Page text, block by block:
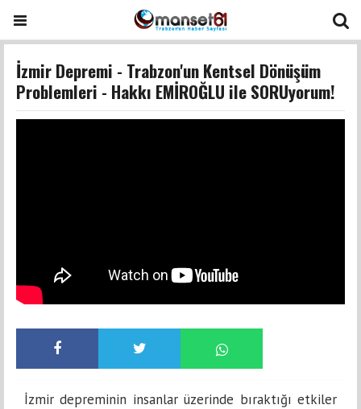
İzmir Depremi - Trabzon'un Kentsel Dönüşüm
Problemleri - Hakkı EMİROĞLU ile SORUyorum!
İzmir depreminin insanlar üzerinde bıraktığı etkiler